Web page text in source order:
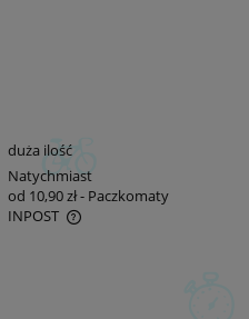
duża ilość
Natychmiast
od 10,90 zł- Paczkomaty
INPOST
płatności